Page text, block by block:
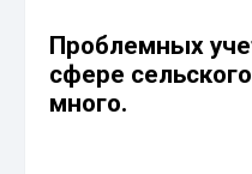
Проблемных
сфере
много.